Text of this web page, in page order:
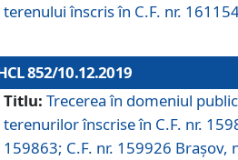
terenului înscris în C.F. nr.
852/10.12.2019
Titlu: Trecerea în domeniul
terenurilor înscrise în C.F. nr.
159863; C.F. nr. 159926 Brașov,